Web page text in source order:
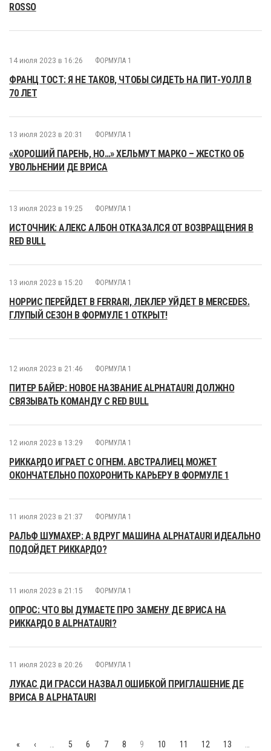
ROSSO
14 июля 2023 в 16:26 ФОРМУЛА 1
ФРАНЦ ТОСТ: Я НЕ ТАКОВ, ЧТОБЫ СИДЕТЬ НА ПИТ-УОЛЛ В
70 ЛЕТ
13 июля 2023 в 20:31 ФОРМУЛА 1
«ХОРОШИЙ ПАРЕНЬ, НО…» ХЕЛЬМУТ МАРКО – ЖЕСТКО ОБ
УВОЛЬНЕНИИ ДЕ ВРИСА
13 июля 2023 в 19:25 ФОРМУЛА 1
ИСТОЧНИК: АЛЕКС АЛБОН ОТКАЗАЛСЯ ОТ ВОЗВРАЩЕНИЯ В
RED BULL
13 июля 2023 в 15:20 ФОРМУЛА 1
НОРРИС ПЕРЕЙДЕТ В FERRARI, ЛЕКЛЕР УЙДЕТ В MERCEDES.
ГЛУПЫЙ СЕЗОН В ФОРМУЛЕ 1 ОТКРЫТ!
12 июля 2023 в 21:46 ФОРМУЛА 1
ПИТЕР БАЙЕР: НОВОЕ НАЗВАНИЕ ALPHATAURI ДОЛЖНО
СВЯЗЫВАТЬ КОМАНДУ С RED BULL
12 июля 2023 в 13:29 ФОРМУЛА 1
РИККАРДО ИГРАЕТ С ОГНЕМ. АВСТРАЛИЕЦ МОЖЕТ
ОКОНЧАТЕЛЬНО ПОХОРОНИТЬ КАРЬЕРУ В ФОРМУЛЕ 1
11 июля 2023 в 21:37 ФОРМУЛА 1
РАЛЬФ ШУМАХЕР: А ВДРУГ МАШИНА ALPHATAURI ИДЕАЛЬНО
ПОДОЙДЕТ РИККАРДО?
11 июля 2023 в 21:15 ФОРМУЛА 1
ОПРОС: ЧТО ВЫ ДУМАЕТЕ ПРО ЗАМЕНУ ДЕ ВРИСА НА
РИККАРДО В ALPHATAURI?
11 июля 2023 в 20:26 ФОРМУЛА 1
ЛУКАС ДИ ГРАССИ НАЗВАЛ ОШИБКОЙ ПРИГЛАШЕНИЕ ДЕ
ВРИСА В ALPHATAURI
« ‹ 5 6 7 8 9 10 11 12 13